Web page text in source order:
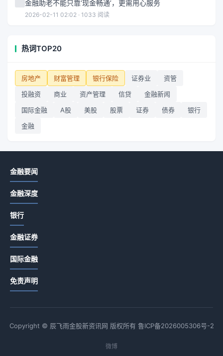
金融助老不能只靠‘现金畅通’，更需用心服务
2026-02-11 02:02 · 1033 阅读
热词TOP20
房地产 财富管理 银行保险 证券业
资管
投融资
商业 资产管理 信贷
金融新闻
国际金融
A股 美股 股票 证券 债券
银行
金融
金融要闻
金融深度
银行
金融证券
国际金融
免责声明
Copyright © 辰飞雨金股新资讯网 版权所有 鲁ICP备2026005306号-2
微博